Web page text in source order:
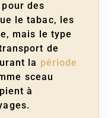
des
le tabac, les
mais le type
de
la période
sceau
à